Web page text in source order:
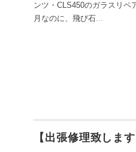
ンツ・CLS450のガラスリペ
月なのに、飛び石...
【出張修理致します